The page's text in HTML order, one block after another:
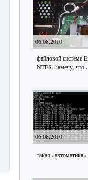
06.08.2010
файловой системе
NTFS. Замечу, что
06.08.2010
такая